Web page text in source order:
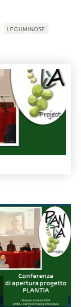
LEGUMINOSE